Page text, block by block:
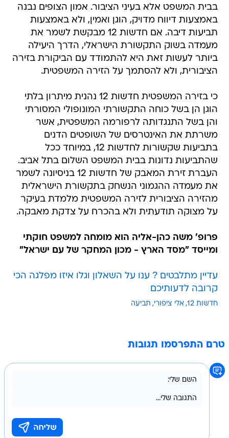
בבית המשפט אלא בעיני הציבור. אמון הצופים נבנה
באמצעות דיווח מדויק, הוגן ואמין, ולא באמצעות
תביעות דיבה. אם חדשות 12 מבקשת לשמר את
מעמדה בשוק התקשורת הישראלי, הדרך היעילה
ביותר לעשות זאת היא להתמודד עם הביקורת בזירה
הציבורית, ולא להסתמך על הזירה המשפטית.
כי בזירה המשפטית חדשות 12 נהנית מיתרון בלתי
הוגן הן בשל כוחה התקשורתי המונופולי המסורתי
והן בשל התנגדותה לרפורמה המשפטית, אשר
משרתת את האינטרסים של השופטים הדנים
בתביעות שקשורות לחדשות 12, במיוחד ככל
שהתביעות נדונות בבית המשפט השלום בתל אביב.
העברת זירת המאבק של חדשות 12 בניסיונה לשמר
את מעמדה ההגמוני הנשחק בתקשורת הישראלית
מהזירה הציבורית לזירה המשפטית מלמדת בעיקר
על מצוקה תודעתית ולא בהכרח על צדקת מאבקה.
פרופ' משה כהן-אליה הוא מומחה למשפט חוקתי
ומייסד "מסד הארץ - מכון המחקר של עם ישראל"
עדיין מתלבטים ? ענו על השאלון וגלו איזו מפלגה הכי
קרובה לדעותיכם
חדשות 12 אלי ציפורי תביעה
טרם התפרסמו תגובות